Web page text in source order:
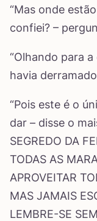
“Mas onde
confiei? –
“Olhando para
havia
“Pois este é o
dar – disse o
SEGREDO DA
TODAS AS
APROVEITAR
MAS JAMAIS
LEMBRE-SE